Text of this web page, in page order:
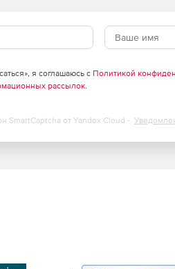
я соглашаюсь с Политикой
рассылок.
SmartCaptcha от Yandex Cloud -